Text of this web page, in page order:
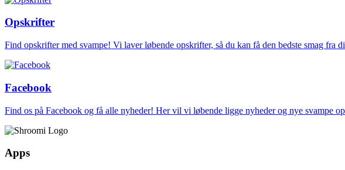
Opskrifter
Find opskrifter med svampe! Vi laver løbende opskrifter, så du kan få den bedste smag fra
Facebook
Find os på Facebook og få alle nyheder! Her vil vi løbende ligge nyheder og nye svampe
Apps